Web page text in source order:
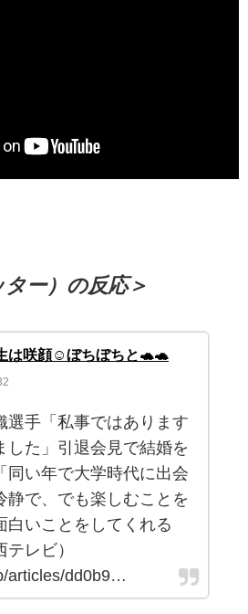
ター）の反応＞
は咲顔☺️ぼちぼちと🐢🐢
選手「私事ではあります
した」引退会見で結婚を
い年で大学時代に出会
静で、でも楽しむことを
白いことをしてくれる
テレビ）
articles/dd0b9…